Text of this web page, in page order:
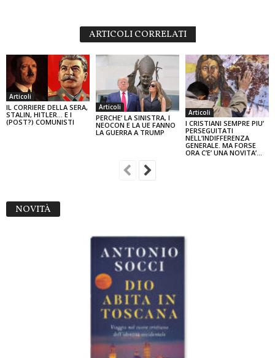
ARTICOLI CORRELATI
Articoli
IL CORRIERE DELLA SERA,
STALIN, HITLER… E I
(POST?) COMUNISTI
Articoli
PERCHE’ LA SINISTRA, I
NEOCON E LA UE FANNO
LA GUERRA A TRUMP
Articoli
I CRISTIANI SEMPRE PIU’
PERSEGUITATI
NELL’INDIFFERENZA
GENERALE. MA FORSE
ORA C’E’ UNA NOVITA’…
NOVITÀ